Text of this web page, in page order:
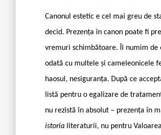
Canonul estetic e cel mai greu de
decid. Prezența în canon poate fi
vremuri schimbătoare. Îi numim de
odată cu multele și cameleonicele
haosul, nesiguranța. După ce
listă pentru o egalizare de
nu rezistă în absolut – prezența în
istoria literaturii, nu pentru